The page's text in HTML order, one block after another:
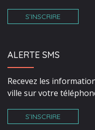
S’INSCRIRE
ALERTE SMS
Recevez les
ville sur votre
S’INSCRIRE